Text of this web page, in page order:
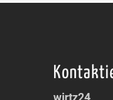
wirtz24